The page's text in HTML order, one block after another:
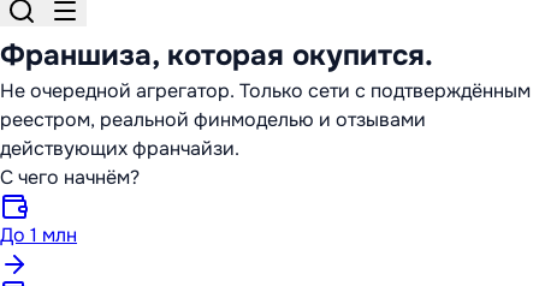
Франшиза, которая окупится.
Не очередной агрегатор. Только сети с подтверждённым
реестром, реальной финмоделью и отзывами
действующих франчайзи.
С чего начнём?
До 1 млн